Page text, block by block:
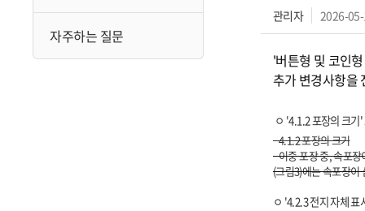
자주하는 질문
관리자 2026-
'버튼형 및 코인
추가 변경사항을
ㅇ '4.1.2 포장의 크기
4.1.2 포장의 크기
이중 포장 중, 속포장
(그림3)에는속포장이
ㅇ '4.2.3 전지 자체